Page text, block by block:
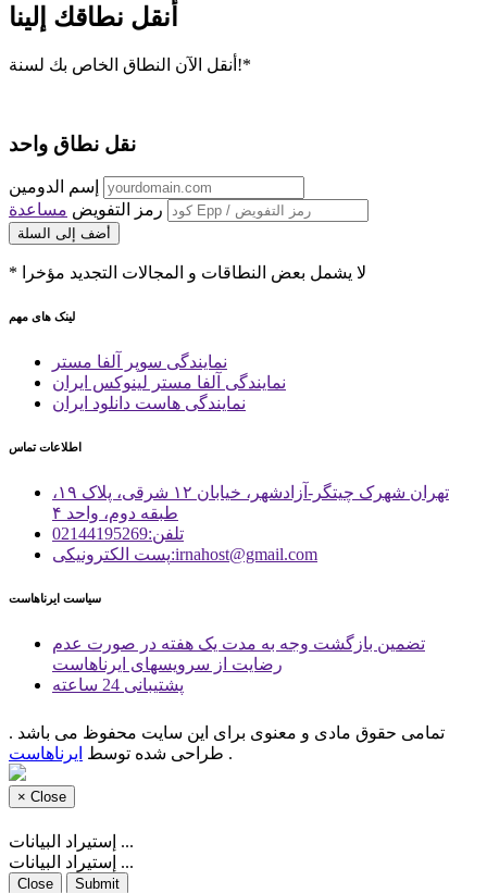
أنقل نطاقك إلينا
أنقل الآن النطاق الخاص بك لسنة!*
نقل نطاق واحد
إسم الدومين
رمز التفويض مساعدة
أضف إلى السلة
* لا يشمل بعض النطاقات و المجالات التجديد مؤخرا
لینک های مهم
نمایندگی سوپر آلفا مستر
نمایندگی آلفا مستر لینوکس ایران
نمایندگی هاست دانلود ایران
اطلاعات تماس
تهران شهرک چیتگر-آزادشهر، خیابان ۱۲ شرقی، پلاک ۱۹،
طبقه دوم، واحد ۴
تلفن:02144195269
پست الكترونیكی:irnahost@gmail.com
سیاست ایرناهاست
تضمین بازگشت وجه به مدت یک هفته در صورت عدم
رضایت از سرویسهای ایرناهاست
پشتیبانی 24 ساعته
تمامی حقوق مادی و معنوی برای این سایت محفوظ می باشد .
طراحی شده توسط ایرناهاست .
× Close
إستيراد البيانات ...
إستيراد البيانات ...
Close Submit